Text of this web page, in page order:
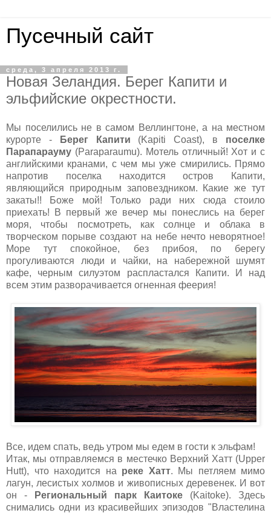
Пусечный сайт
среда, 3 апреля 2013 г.
Новая Зеландия. Берег Капити и
эльфийские окрестности.
Мы поселились не в самом Веллингтоне, а на местном
курорте -
Берег Капити (Kapiti Coast), в поселке
Парапарауму (Paraparaumu). Мотель отличный! Хот и с
английскими кранами, с чем мы уже смирились. Прямо
напротив поселка находится остров Капити,
являющийся природным заповездником. Какие же тут
закаты!! Боже мой! Только ради них сюда стоило
приехать! В первый же вечер мы понеслись на берег
моря, чтобы посмотреть, как солнце и облака в
творческом порыве создают на небе нечто неворятное!
Море тут спокойное, без прибоя, по берегу
прогуливаются люди и чайки, на набережной шумят
кафе, черным силуэтом распластался Капити. И над
всем этим разворачивается огненная феерия!
Все, идем спать, ведь утром мы едем в гости к эльфам!
Итак, мы отправляемся в местечко Верхний Хатт (Upper
Hutt), что находится на реке Хатт. Мы петляем мимо
лагун, лесистых холмов и живописных деревенек. И вот
он -
Региональный парк Каитоке (Kaitoke). Здесь
снимались одни из красивейших эпизодов "Властелина